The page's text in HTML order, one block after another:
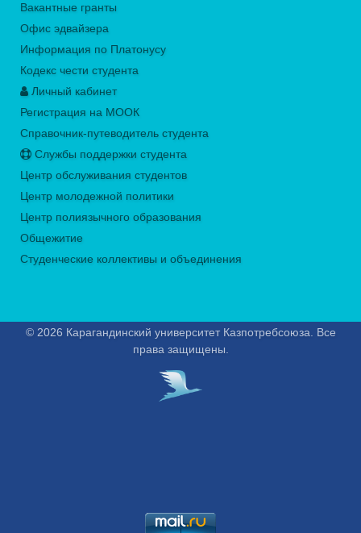
Вакантные гранты
Офис эдвайзера
Информация по Платонусу
Кодекс чести студента
Личный кабинет
Регистрация на МООК
Справочник-путеводитель студента
Службы поддержки студента
Центр обслуживания студентов
Центр молодежной политики
Центр полиязычного образования
Общежитие
Студенческие коллективы и объединения
© 2026 Карагандинский университет Казпотребсоюза. Все
права защищены.